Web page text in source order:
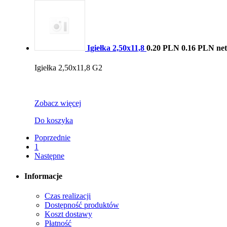
Igiełka 2,50x11,8 0.20 PLN 0.16 PLN
Igiełka 2,50x11,8 G2
Zobacz więcej
Do koszyka
Poprzednie
1
Następne
Informacje
Czas realizacji
Dostępność produktów
Koszt dostawy
Płatność